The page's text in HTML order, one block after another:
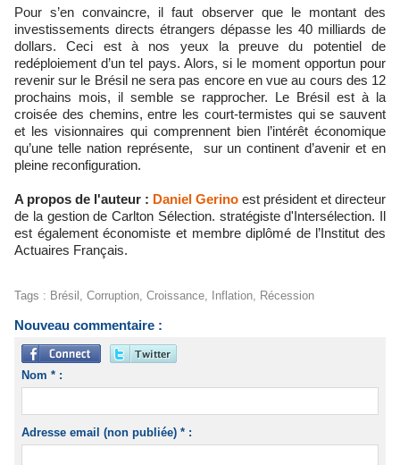
Pour s’en convaincre, il faut observer que le montant des
investissements directs étrangers dépasse les 40 milliards de
dollars. Ceci est à nos yeux la preuve du potentiel de
redéploiement d’un tel pays. Alors, si le moment opportun pour
revenir sur le Brésil ne sera pas encore en vue au cours des 12
prochains mois, il semble se rapprocher. Le Brésil est à la
croisée des chemins, entre les court-termistes qui se sauvent
et les visionnaires qui comprennent bien l’intérêt économique
qu’une telle nation représente, sur un continent d’avenir et en
pleine reconfiguration.
A propos de l'auteur : Daniel Gerino est président et directeur
de la gestion de Carlton Sélection. stratégiste d'Intersélection. Il
est également économiste et membre diplômé de l’Institut des
Actuaires Français.
Tags : Brésil , Corruption, Croissance, Inflation, Récession
Nouveau commentaire :
Nom * :
Adresse email (non publiée) * :